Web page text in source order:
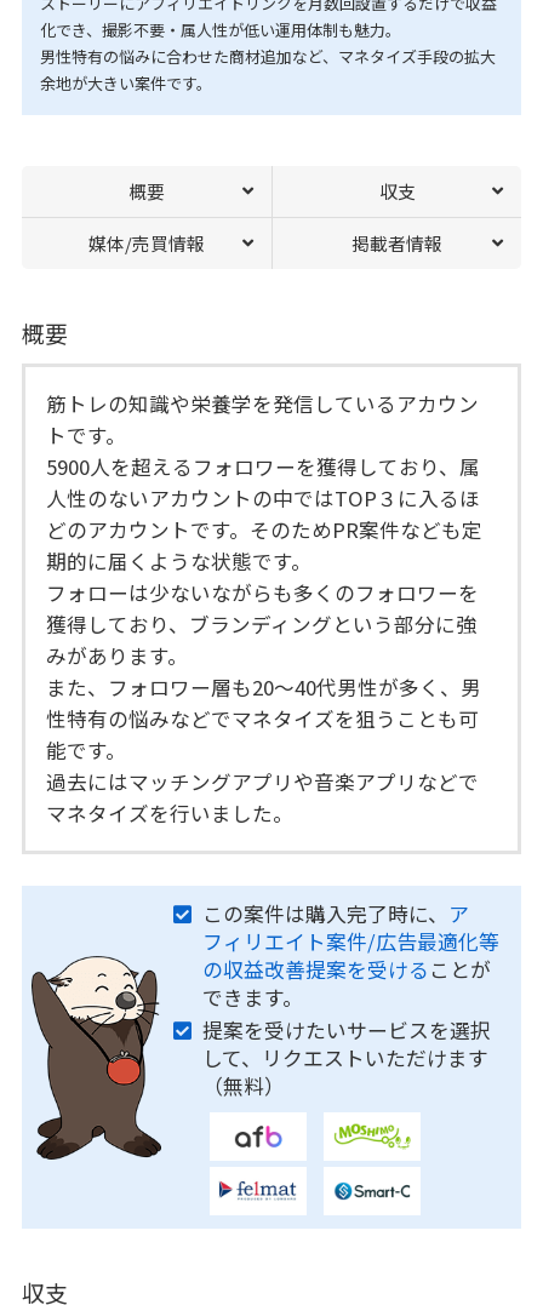
化でき、撮影不要・属人性が低い運用体制も魅力。
男性特有の悩みに合わせた商材追加など、マネタイズ手段の拡大
余地が大きい案件です。
概要 収支
媒体/売買情報 掲載者情報
概要
筋トレの知識や栄養学を発信しているアカウン
トです。
5900人を超えるフォロワーを獲得しており、属
人性のないアカウントの中ではTOP３に入るほ
どのアカウントです。そのためPR案件なども定
期的に届くような状態です。
フォローは少ないながらも多くのフォロワーを
獲得しており、ブランディングという部分に強
みがあります。
また、フォロワー層も20〜40代男性が多く、男
性特有の悩みなどでマネタイズを狙うことも可
能です。
過去にはマッチングアプリや音楽アプリなどで
マネタイズを行いました。
この案件は購入完了時に、 ア
フィリエイト案件/広告最適化等
の収益改善提案を受ける ことが
できます。
提案を受けたいサービスを選択
して、リクエストいただけます
（無料）
収支